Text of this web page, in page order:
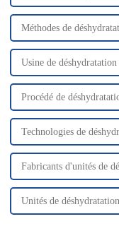
Méthodes de
Usine de déshydratation
Procédé de
Technologies de
Fabricants d'unités de
Unités de